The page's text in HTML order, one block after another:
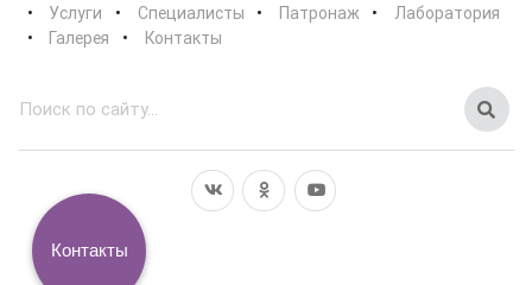
Услуги
Специалисты Патронаж
Лаборатория
Галерея
Контакты